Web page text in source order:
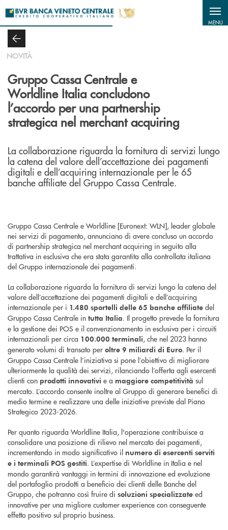
MENU
NOVITÀ
Gruppo Cassa Centrale e
Worldline Italia concludono
l’accordo per una partnership
strategica nel merchant acquiring
La collaborazione riguarda la fornitura di servizi lungo
la catena del valore dell’accettazione dei pagamenti
digitali e dell’acquiring internazionale per le 65
banche affiliate del Gruppo Cassa Centrale.
Gruppo Cassa Centrale e Worldline [Euronext: WLN], leader globale
nei servizi di pagamento, annunciano di avere concluso un accordo
di partnership strategica nel merchant acquiring in seguito alla
trattativa in esclusiva che era stata garantita alla controllata italiana
del Gruppo internazionale dei pagamenti.
La collaborazione riguarda la fornitura di servizi lungo la catena del
valore dell’accettazione dei pagamenti digitali e dell’acquiring
internazionale per i 1.480 sportelli delle 65 banche affiliate del
Gruppo Cassa Centrale in tutta Italia. Il progetto prevede la fornitura
e la gestione dei POS e il convenzionamento in esclusiva per i circuiti
internazionali per circa 100.000 terminali, che nel 2023 hanno
generato volumi di transato per oltre 9 miliardi di Euro. Per il
Gruppo Cassa Centrale l’iniziativa si pone l’obiettivo di migliorare
ulteriormente la qualità dei servizi, rilanciando l’offerta agli esercenti
clienti con prodotti innovativi e a maggiore competitività sul
mercato. L’accordo consente inoltre al Gruppo di generare benefici di
medio termine e realizzare una delle iniziative previste dal Piano
Strategico 2023-2026.
Per quanto riguarda Worldline Italia, l'operazione contribuisce a
consolidare una posizione di rilievo nel mercato dei pagamenti,
incrementando in modo significativo il numero di esercenti serviti
e i terminali POS gestiti. L’expertise di Worldline in Italia e nel
mondo garantirà vantaggi in termini di innovazione ed evoluzione
del portafoglio prodotti a beneficio dei clienti delle Banche del
Gruppo, che potranno così fruire di soluzioni specializzate ed
innovative per una migliore customer experience con conseguente
effetto positivo sul proprio business.